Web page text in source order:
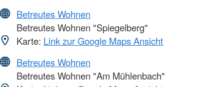
Betreutes Wohnen
Betreutes Wohnen "Spiegelberg"
Karte: Link zur Google Maps Ansicht
Betreutes Wohnen
Betreutes Wohnen "Am Mühlenbach"